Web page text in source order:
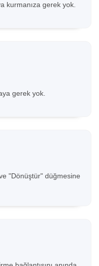
kurmanıza gerek yok.
gerek yok.
"Dönüştür" düğmesine